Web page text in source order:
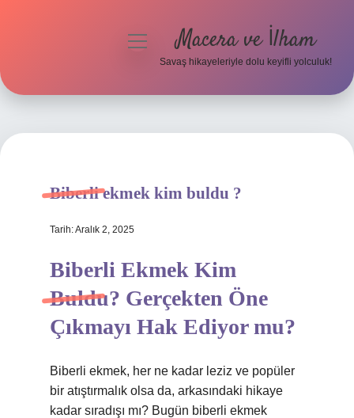
menüyüMacera ve İlham
Savaş hikayeleriyle dolu keyifli yolculuk!
Biberli ekmek kim buldu ?
Tarih: Aralık 2, 2025
Biberli Ekmek Kim
Buldu? Gerçekten Öne
Çıkmayı Hak Ediyor mu?
Biberli ekmek, her ne kadar leziz ve popüler
bir atıştırmalık olsa da, arkasındaki hikaye
kadar sıradışı mı? Bugün biberli ekmek